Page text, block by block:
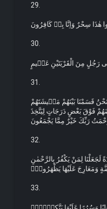
29.
هٰذَا سِحْرٌ وَاِنَّا بِه۪ كَافِرُونَ
30.
رَجُلٍ مِنَ الْقَرْيَتَيْنِ عَظ۪يمٍ
31.
قَسَمْنَا بَيْنَهُمْ مَع۪يشَتَهُمْ
فَوْقَ بَعْضٍ دَرَجَاتٍ لِيَتَّخِذَ
رَبِّكَ خَيْرٌ مِمَّا يَجْمَعُونَ
32.
لَجَعَلْنَا لِمَنْ يَكْفُرُ بِالرَّحْمٰنِ
وَمَعَارِجَ عَلَيْهَا يَظْهَرُونَۙ
33.
وَسُرُرًا عَلَيْهَا يَتَّكِؤُ۫نَۙ